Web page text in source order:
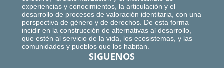
experiencias y conocimientos, la articulación y el
desarrollo de procesos de valoración identitaria, con una
perspectiva de género y de derechos. De esta forma
incidir en la construcción de alternativas al desarrollo,
que estén al servicio de la vida, los ecosistemas, y las
comunidades y pueblos que los habitan.
SIGUENOS